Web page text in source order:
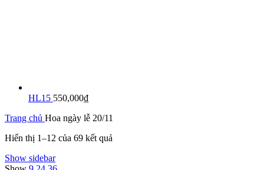
HL15 550,000₫
Trang chủ Hoa ngày lễ 20/11
Hiển thị 1–12 của 69 kết quả
Show sidebar